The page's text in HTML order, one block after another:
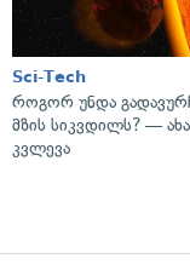
Sci-Tech
როგორ უნდა
მზის სიკვდილს? —
კვლევა